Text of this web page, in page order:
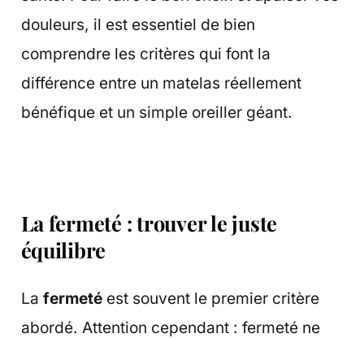
douleurs, il est essentiel de bien
comprendre les critères qui font la
différence entre un matelas réellement
bénéfique et un simple oreiller géant.
La fermeté : trouver le juste
équilibre
La fermetéest souvent le premier critère
abordé. Attention cependant : fermeté ne